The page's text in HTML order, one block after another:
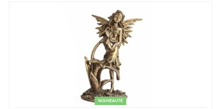
NOUVEAUTÉ